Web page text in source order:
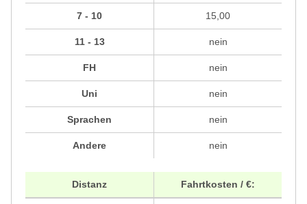
7 - 10
11 - 13
FH
Uni
Sprachen
Andere
15,00
nein
nein
nein
nein
nein
Distanz Fahrtkosten / €: